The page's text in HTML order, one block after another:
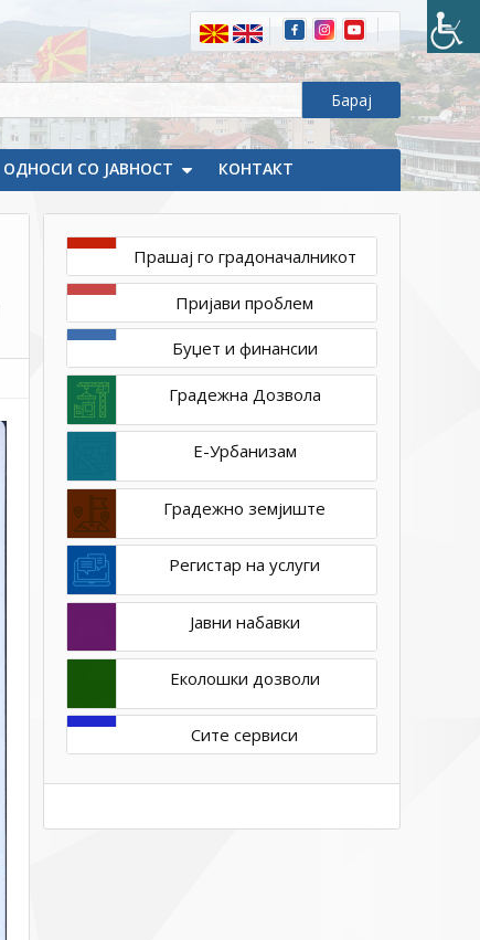
ОДНОСИ СО ЈАВНОСТ КОНТАКТ
1,1
MW
на
КП
1834/1
и
КП
1834/4
Општина
Делчево
Прашај го градоначалникот
Пријави проблем
Буџет и финансии
Градежна Дозвола
Е-Урбанизам
Градежно земјиште
Регистар на услуги
Јавни набавки
Еколошки дозволи
Сите сервиси